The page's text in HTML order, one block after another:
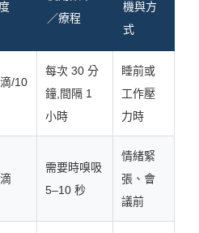
／療程
機與方
式
/10
每次 30 分
鐘,間隔 1
小時
睡前或
工作壓
力時
需要時嗅吸
5–10 秒
情緒緊
張、會
議前